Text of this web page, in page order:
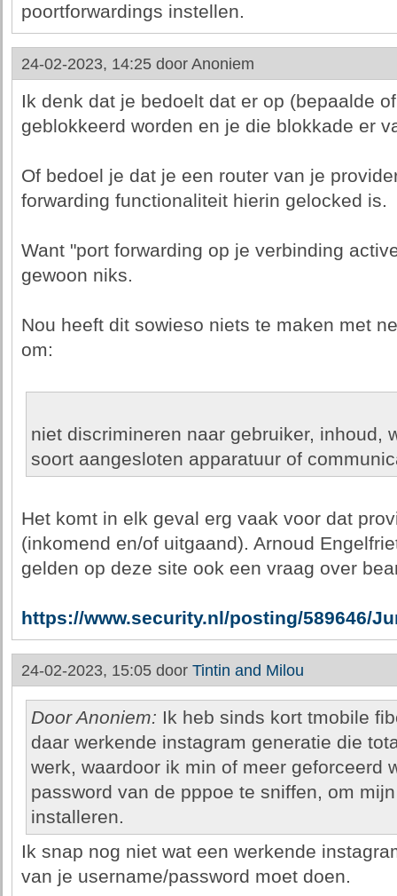
poortforwardings instellen.
24-02-2023, 14:25 door Anoniem
Ik denk dat je bedoelt dat er op (bepaalde
geblokkeerd worden en je die blokkade er
Of bedoel je dat je een router van je
forwarding functionaliteit hierin gelocked is.
Want "port forwarding op je verbinding
gewoon niks.
Nou heeft dit sowieso niets te maken met
om:
niet discrimineren naar gebruiker, inhoud,
soort aangesloten apparatuur of
Het komt in elk geval erg vaak voor dat
(inkomend en/of uitgaand). Arnoud
gelden op deze site ook een vraag over
https://www.security.nl/posting/589646/
24-02-2023, 15:05 door Tintin and Milou
Door Anoniem: Ik heb sinds kort tmobile
daar werkende instagram generatie die
werk, waardoor ik min of meer geforceerd
password van de pppoe te sniffen, om
installeren.
Ik snap nog niet wat een werkende
van je username/password moet doen.